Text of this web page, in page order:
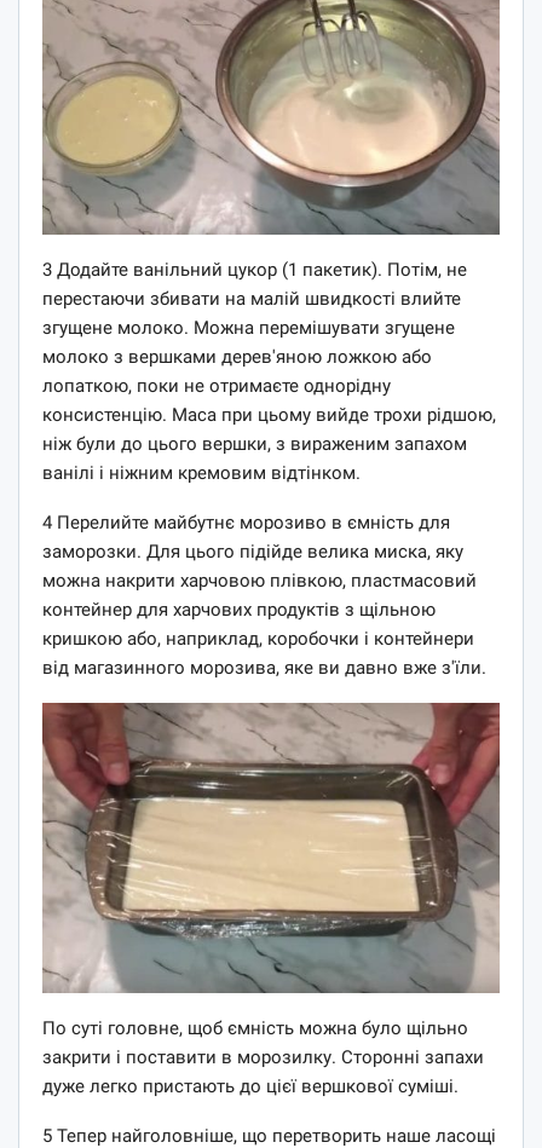
3 Додайте ванільний цукор (1 пакетик). Потім, не
перестаючи збивати на малій швидкості влийте
згущене молоко. Можна перемішувати згущене
молоко з вершками дерев'яною ложкою або
лопаткою, поки не отримаєте однорідну
консистенцію. Маса при цьому вийде трохи рідшою,
ніж були до цього вершки, з вираженим запахом
ванілі і ніжним кремовим відтінком.
4 Перелийте майбутнє морозиво в ємність для
заморозки. Для цього підійде велика миска, яку
можна накрити харчовою плівкою, пластмасовий
контейнер для харчових продуктів з щільною
кришкою або, наприклад, коробочки і контейнери
від магазинного морозива, яке ви давно вже з'їли.
По суті головне, щоб ємність можна було щільно
закрити і поставити в морозилку. Сторонні запахи
дуже легко пристають до цієї вершкової суміші.
5 Тепер найголовніше, що перетворить наше ласощі